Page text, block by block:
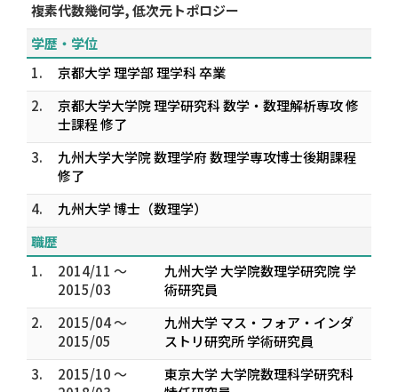
複素代数幾何学, 低次元トポロジー
学歴・学位
1.
京都大学 理学部 理学科 卒業
2.
京都大学大学院 理学研究科 数学・数理解析専攻 修
士課程 修了
3.
九州大学大学院 数理学府 数理学専攻博士後期課程
修了
4.
九州大学 博士（数理学）
職歴
1.
2014/11 ～
2015/03
九州大学 大学院数理学研究院 学
術研究員
2.
2015/04 ～
2015/05
九州大学 マス・フォア・インダ
ストリ研究所 学術研究員
3.
2015/10 ～
東京大学 大学院数理科学研究科